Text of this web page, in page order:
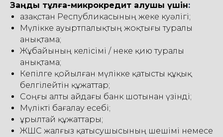
Заңды тұлға-микрокредит алушы үшін:
Қазақстан Республикасының жеке куәлігі;
Мүлікке ауыртпалықтың жоқтығы туралы
анықтама;
Жұбайының келісімі / неке қию туралы
анықтама;
Кепілге қойылған мүлікке қатысты құқық
белгілейтін құжаттар;
Соңғы алты айдағы банк шотынан үзінді;
Мүлікті бағалау есебі;
Құрылтай құжаттары;
ЖШС жалғыз қатысушысының шешімі немесе